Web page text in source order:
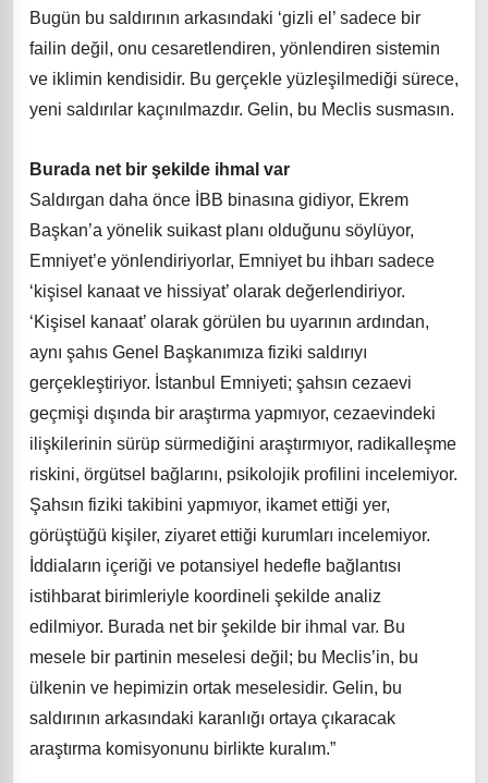
Bugün bu saldırının arkasındaki ‘gizli el’ sadece bir
failin değil, onu cesaretlendiren, yönlendiren sistemin
ve iklimin kendisidir. Bu gerçekle yüzleşilmediği sürece,
yeni saldırılar kaçınılmazdır. Gelin, bu Meclis susmasın.
Burada net bir şekilde ihmal var
Saldırgan daha önce İBB binasına gidiyor, Ekrem
Başkan’a yönelik suikast planı olduğunu söylüyor,
Emniyet’e yönlendiriyorlar, Emniyet bu ihbarı sadece
‘kişisel kanaat ve hissiyat’ olarak değerlendiriyor.
‘Kişisel kanaat’ olarak görülen bu uyarının ardından,
aynı şahıs Genel Başkanımıza fiziki saldırıyı
gerçekleştiriyor. İstanbul Emniyeti; şahsın cezaevi
geçmişi dışında bir araştırma yapmıyor, cezaevindeki
ilişkilerinin sürüp sürmediğini araştırmıyor, radikalleşme
riskini, örgütsel bağlarını, psikolojik profilini incelemiyor.
Şahsın fiziki takibini yapmıyor, ikamet ettiği yer,
görüştüğü kişiler, ziyaret ettiği kurumları incelemiyor.
İddiaların içeriği ve potansiyel hedefle bağlantısı
istihbarat birimleriyle koordineli şekilde analiz
edilmiyor. Burada net bir şekilde bir ihmal var. Bu
mesele bir partinin meselesi değil; bu Meclis’in, bu
ülkenin ve hepimizin ortak meselesidir. Gelin, bu
saldırının arkasındaki karanlığı ortaya çıkaracak
araştırma komisyonunu birlikte kuralım.”